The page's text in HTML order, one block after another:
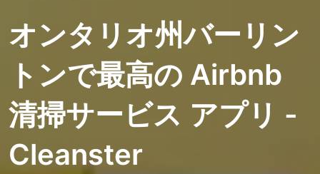
オンタリオ州バーリン
トンで最高の Airbnb
清掃サービス アプリ -
Cleanster